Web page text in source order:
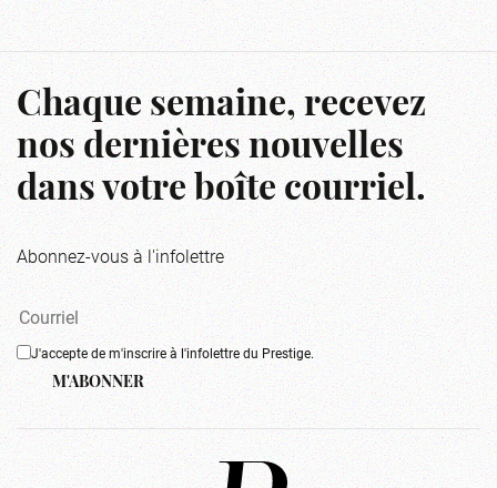
Chaque semaine, recevez
nos dernières nouvelles
dans votre boîte courriel.
Abonnez-vous à l'infolettre
J'accepte de m'inscrire à l'infolettre du Prestige.
M'ABONNER